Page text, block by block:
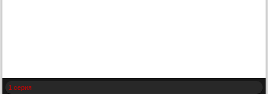
1 серия